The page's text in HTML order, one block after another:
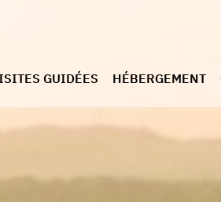
GUIDÉES HÉBERGEMENT